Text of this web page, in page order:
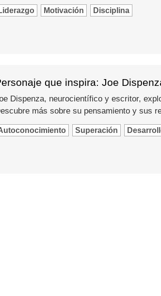
Motivación Disciplina
que inspira: Joe
Dispenza, neurocientífico y escritor,
más sobre su pensamiento y sus
Superación